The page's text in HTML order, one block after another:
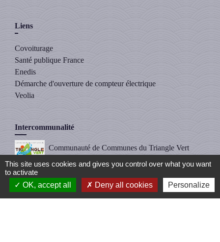
Liens
Covoiturage
Santé publique France
Enedis
Démarche d'ouverture de compteur électrique
Veolia
Intercommunalité
Communauté de Communes du Triangle Vert
(CCTV)
Mentions légales Politique de confidentialité
This site uses cookies and gives you control over what you want
to activate
OK, accept all
Deny all cookies Personalize